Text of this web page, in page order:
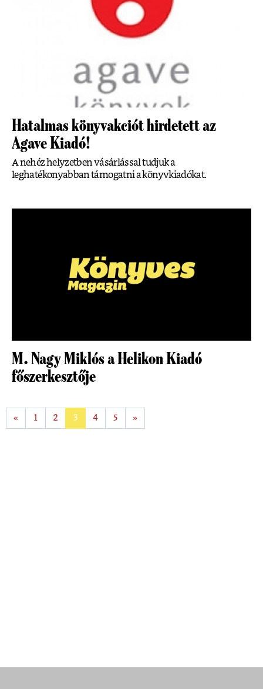
Hatalmas könyvakciót hirdetett az
Agave Kiadó!
A nehéz helyzetben vásárlással tudjuk a
leghatékonyabban támogatni a könyvkiadókat.
M. Nagy Miklós a Helikon Kiadó
főszerkesztője
« 1 2 3 4 5 »